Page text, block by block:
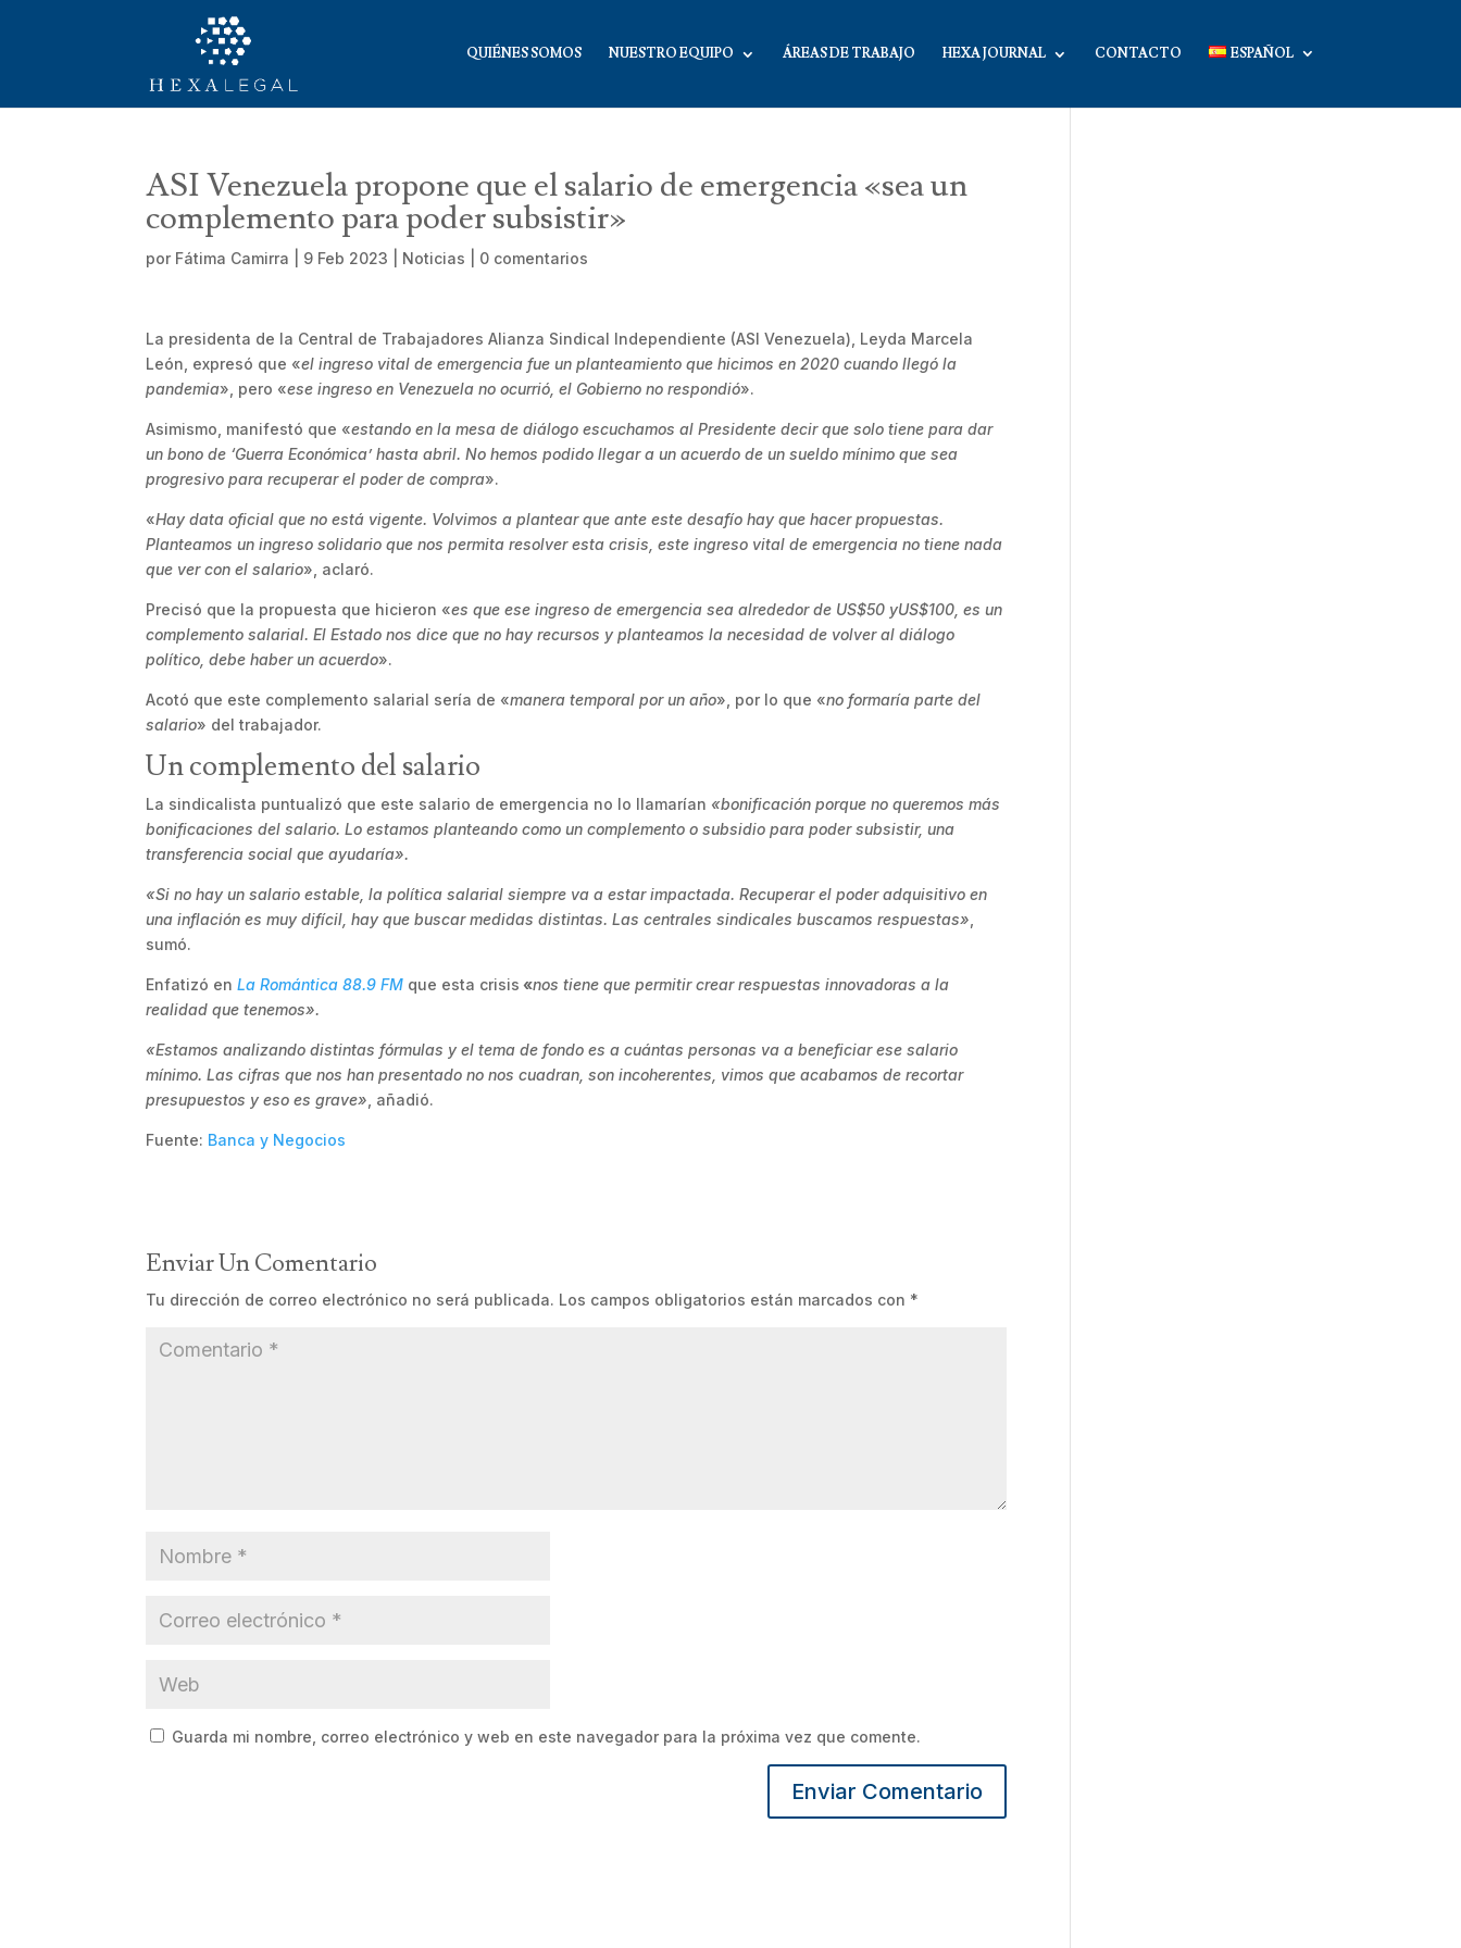
QUIÉNES SOMOS NUESTRO EQUIPO ÁREAS DE TRABAJO HEXA JOURNAL CONTACTO ESPAÑOL
ASI Venezuela propone que el salario de emergencia «sea un
complemento para poder subsistir»
por Fátima Camirra 9 Feb 2023 Noticias 0 comentarios
La presidenta de la Central de Trabajadores Alianza Sindical Independiente (ASI Venezuela), Leyda Marcela
León, expresó que «el ingreso vital de emergencia fue un planteamiento que hicimos en 2020 cuando llegó la
pandemia», pero «ese ingreso en Venezuela no ocurrió, el Gobierno no respondió».
Asimismo, manifestó que «estando en la mesa de diálogo escuchamos al Presidente decir que solo tiene para dar
un bono de ‘Guerra Económica’ hasta abril. No hemos podido llegar a un acuerdo de un sueldo mínimo que sea
progresivo para recuperar el poder de compra».
«Hay data oficial que no está vigente. Volvimos a plantear que ante este desafío hay que hacer propuestas.
Planteamos un ingreso solidario que nos permita resolver esta crisis, este ingreso vital de emergencia no tiene nada
que ver con el salario», aclaró.
Precisó que la propuesta que hicieron «es que ese ingreso de emergencia sea alrededor de US$50 yUS$100, es un
complemento salarial. El Estado nos dice que no hay recursos y planteamos la necesidad de volver al diálogo
político, debe haber un acuerdo».
Acotó que este complemento salarial sería de «manera temporal por un año», por lo que «no formaría parte del
salario» del trabajador.
Un complemento del salario
La sindicalista puntualizó que este salario de emergencia no lo llamarían «bonificación porque no queremos más
bonificaciones del salario. Lo estamos planteando como un complemento o subsidio para poder subsistir, una
transferencia social que ayudaría».
«Si no hay un salario estable, la política salarial siempre va a estar impactada. Recuperar el poder adquisitivo en
una inflación es muy difícil, hay que buscar medidas distintas. Las centrales sindicales buscamos respuestas»
sumó.
Enfatizó en La Romántica 88.9 FM que esta crisis «nos tiene que permitir crear respuestas innovadoras a la
realidad que tenemos».
«Estamos analizando distintas fórmulas y el tema de fondo es a cuántas personas va a beneficiar ese salario
mínimo. Las cifras que nos han presentado no nos cuadran, son incoherentes, vimos que acabamos de recortar
presupuestos y eso es grave» , añadió.
Fuente: Banca y Negocios
Enviar Un Comentario
Tu dirección de correo electrónico no será publicada. Los campos obligatorios están marcados con *
Guarda mi nombre, correo electrónico y web en este navegador para la próxima vez que comente.